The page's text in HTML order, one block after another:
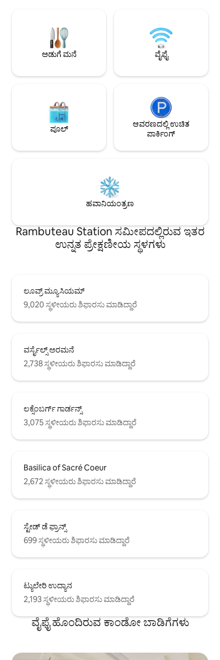
ಲಿವಿಂಗ್ ರೂಮ್, ದೊಡ್ಡ ಬಾತ್‌ರೂಮ್‌ಗೆ ತೆರೆದಿರುತ್ತದೆ.
ಪ್ಯಾರಿಸ್‌ನಲ್ಲಿ ನಿಮ್ಮ ವಾಸ್ತವ್ಯವನ್ನು ಪರಿಪೂರ್ಣವಾಗಿಸಲು
ಎಲ್ಲಾ ಸೌಕರ್ಯಗಳು!
ಹೊಂದಿದೆ. ನೀವು
ನನ್ನನ್ನು
ಅಡುಗೆ ಮನೆ ವೈಫೈ
ಪೂಲ್
ಆವರಣದಲ್ಲಿ ಉಚಿತ
ಪಾರ್ಕಿಂಗ್
ಹವಾನಿಯಂತ್ರಣ
Rambuteau Station ಸಮೀಪದಲ್ಲಿರುವ ಇತರ
ಉನ್ನತ ಪ್ರೇಕ್ಷಣೀಯ ಸ್ಥಳಗಳು
ಲೂವ್ರ್ ಮ್ಯೂಸಿಯಮ್
9,020 ಸ್ಥಳೀಯರು ಶಿಫಾರಸು ಮಾಡಿದ್ದಾರೆ
ವರ್ಸೈಲ್ಸ್ ಅರಮನೆ
2,738 ಸ್ಥಳೀಯರು ಶಿಫಾರಸು ಮಾಡಿದ್ದಾರೆ
ಲಕ್ಸೆಂಬರ್ಗ್ ಗಾರ್ಡನ್ಸ್
3,075 ಸ್ಥಳೀಯರು ಶಿಫಾರಸು ಮಾಡಿದ್ದಾರೆ
Basilica of Sacré Coeur
2,672 ಸ್ಥಳೀಯರು ಶಿಫಾರಸು ಮಾಡಿದ್ದಾರೆ
ಸ್ಟೇಡ್ ಡೆ ಫ್ರಾನ್ಸ್
699 ಸ್ಥಳೀಯರು ಶಿಫಾರಸು ಮಾಡಿದ್ದಾರೆ
ಟ್ಯುಲೇರಿ ಉದ್ಯಾನ
2,193 ಸ್ಥಳೀಯರು ಶಿಫಾರಸು ಮಾಡಿದ್ದಾರೆ
ವೈಫೈ ಹೊಂದಿರುವ ಕಾಂಡೋ ಬಾಡಿಗೆಗಳು